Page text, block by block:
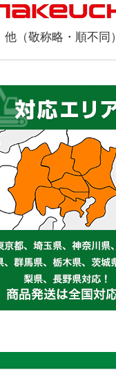
他（敬称略・順不同）